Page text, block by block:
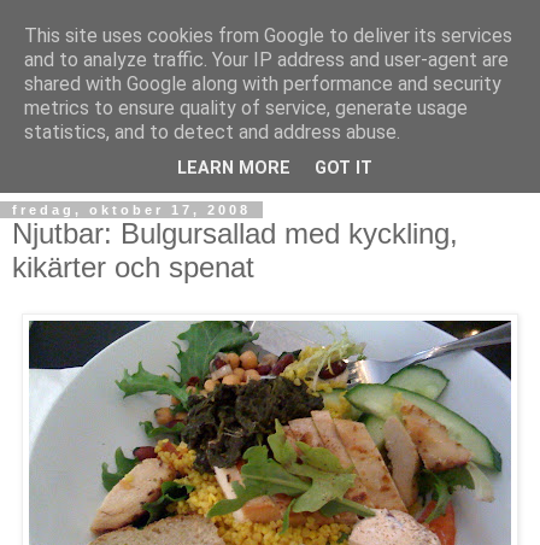
fredag, oktober 17, 2008
Njutbar: Bulgursallad med kyckling,
kikärter och spenat
This site uses cookies from Google to deliver its services
and to analyze traffic. Your IP address and user-agent are
shared with Google along with performance and security
metrics to ensure quality of service, generate usage
statistics, and to detect and address abuse.
LEARN MORE GOT IT